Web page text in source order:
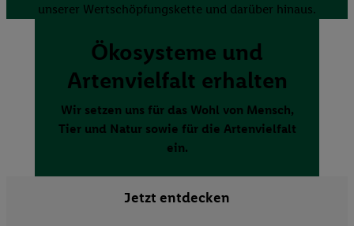
unserer Wertschöpfungskette und darüber hinaus.
Ökosysteme und
Artenvielfalt erhalten
Wir setzen uns für das Wohl von Mensch,
Tier und Natur sowie für die Artenvielfalt
ein.
Jetzt entdecken